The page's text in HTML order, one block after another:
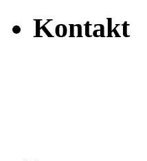
Kontakt